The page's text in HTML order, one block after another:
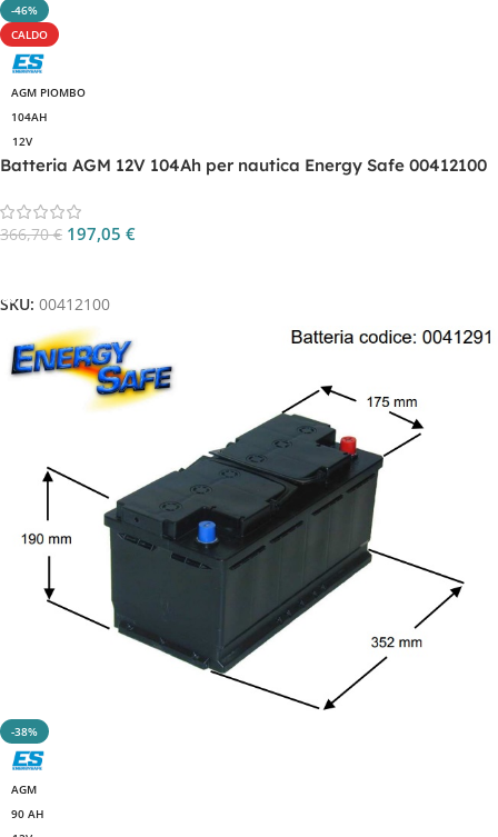
-46%
CALDO
AGM PIOMBO
104AH
12V
Batteria AGM 12V 104Ah per nautica Energy Safe 00412100
366,70€ 197,05 €
SKU: 00412100
-38%
AGM
90 AH